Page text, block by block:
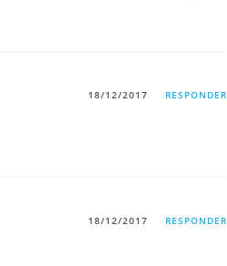
18/12/2017 RESPONDER
18/12/2017 RESPONDER